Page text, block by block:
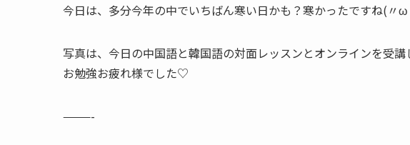
今日は、多分今年の中でいちばん寒い日かも？寒かったですね(〃
写真は、今日の中国語と韓国語の対面レッスンとオンラインを受
お勉強お疲れ様でした♡
———-